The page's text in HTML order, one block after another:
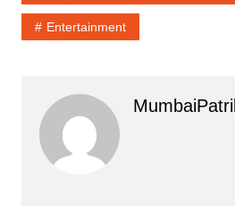
Entertainment